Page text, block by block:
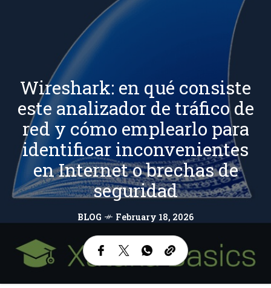
Wireshark: en qué consiste
este analizador de tráfico de
red y cómo emplearlo para
identificar inconvenientes
en Internet o brechas de
seguridad
BLOG February 18, 2026